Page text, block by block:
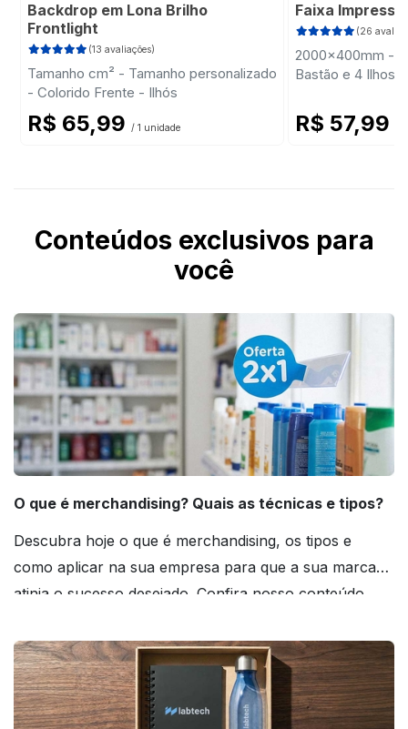
Backdrop em Lona Brilho
Frontlight
(13 avaliações)
Tamanho cm² - Tamanho personalizado
- Colorido Frente - Ilhós
R$ 65,99 / 1 unidade
Faixa Impressa
(26
2000x400mm -
Bastão e 4
R$ 57,99
Conteúdos exclusivos para
você
O que é merchandising? Quais as técnicas e tipos?
Descubra hoje o que é merchandising, os tipos e
como aplicar na sua empresa para que a sua marca
atinja o sucesso desejado. Confira nosso conteúdo